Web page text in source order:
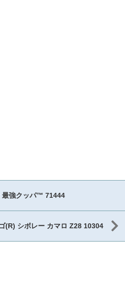
最強クッパ™ 71444
レゴ(R) シボレー カマロ Z28 10304